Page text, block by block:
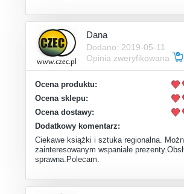
Dana
Dodano: 2019-05-11
Opinia zweryfikowana
Ocena produktu:
Ocena sklepu:
Ocena dostawy:
Dodatkowy komentarz:
Ciekawe książki i sztuka regionalna.
zainteresowanym wspaniałe
sprawna.Polecam.